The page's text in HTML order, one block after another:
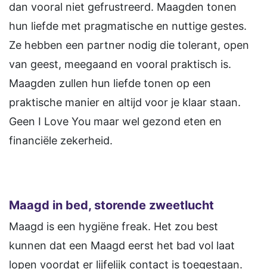
dan vooral niet gefrustreerd. Maagden tonen
hun liefde met pragmatische en nuttige gestes.
Ze hebben een partner nodig die tolerant, open
van geest, meegaand en vooral praktisch is.
Maagden zullen hun liefde tonen op een
praktische manier en altijd voor je klaar staan.
Geen I Love You maar wel gezond eten en
financiële zekerheid.
Maagd in bed, storende zweetlucht
Maagd is een hygiëne freak. Het zou best
kunnen dat een Maagd eerst het bad vol laat
lopen voordat er lijfelijk contact is toegestaan.